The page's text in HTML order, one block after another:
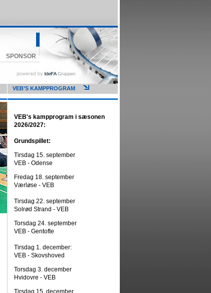
SPONSOR
VEB’S KAMPPROGRAM
VEB's kampprogram i sæsonen
2026/2027:
Grundspillet:
Tirsdag 15. september
VEB - Odense
Fredag 18. september
Værløse - VEB
Tirsdag 22. september
Solrød Strand - VEB
Torsdag 24. september
VEB - Gentofte
Tirsdag 1. december:
VEB - Skovshoved
Torsdag 3. december
Hvidovre - VEB
Tirsdag 15. december